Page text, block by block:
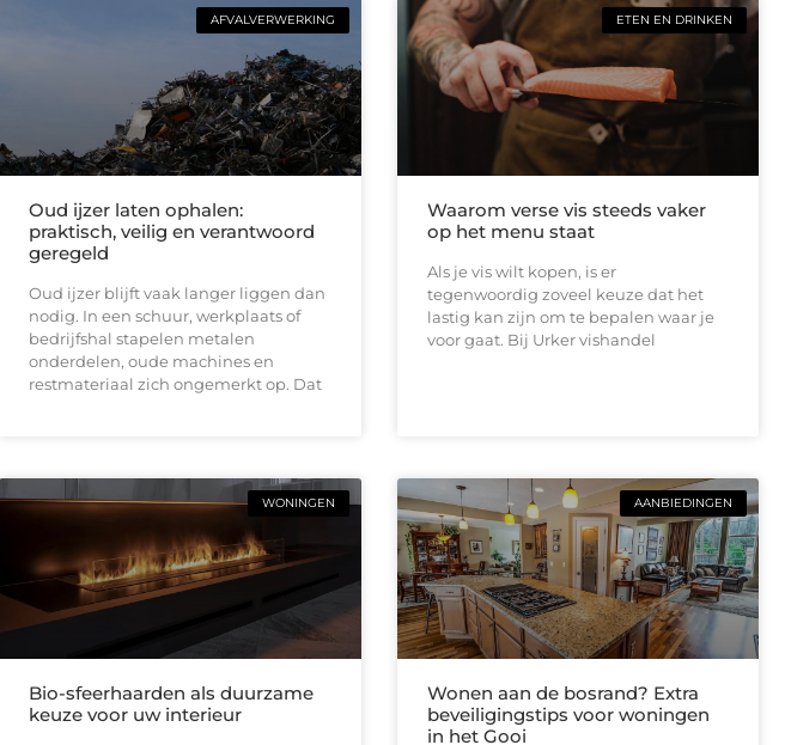
AFVALVERWERKING
Oud ijzer laten ophalen:
praktisch, veilig en verantwoord
geregeld
Oud ijzer blijft vaak langer liggen dan
nodig. In een schuur, werkplaats of
bedrijfshal stapelen metalen
onderdelen, oude machines en
restmateriaal zich ongemerkt op. Dat
ETEN EN DRINKEN
Waarom verse vis steeds vaker
op het menu staat
Als je vis wilt kopen, is er
tegenwoordig zoveel keuze dat het
lastig kan zijn om te bepalen waar je
voor gaat. Bij Urker vishandel
WONINGEN
Bio-sfeerhaarden als duurzame
keuze voor uw interieur
AANBIEDINGEN
Wonen aan de bosrand? Extra
beveiligingstips voor woningen
in het Gooi